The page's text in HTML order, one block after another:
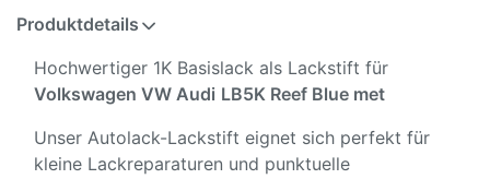
Produktdetails
Hochwertiger 1K Basislack als Lackstift für
Volkswagen VW Audi LB5K Reef Blue met
Unser Autolack-Lackstift eignet sich perfekt für
kleine Lackreparaturen und punktuelle